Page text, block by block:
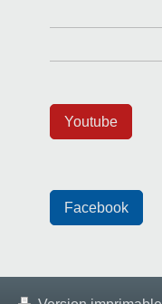
Youtube
Facebook